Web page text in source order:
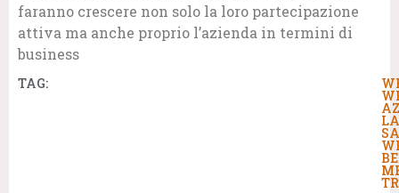
faranno crescere non solo la loro partecipazione
attiva ma anche proprio l’azienda in termini di
business
TAG: